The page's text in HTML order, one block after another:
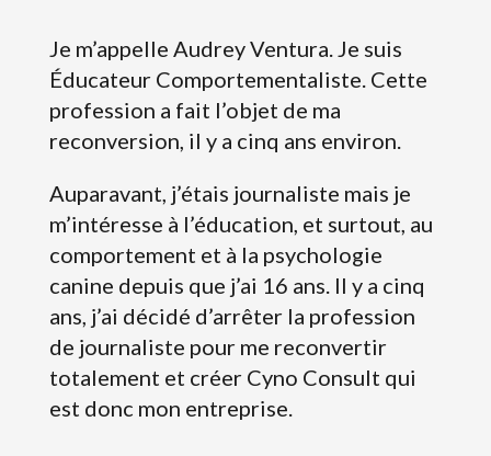
Je m’appelle Audrey Ventura. Je suis
Éducateur Comportementaliste. Cette
profession a fait l’objet de ma
reconversion, il y a cinq ans environ.
Auparavant, j’étais journaliste mais je
m’intéresse à l’éducation, et surtout, au
comportement et à la psychologie
canine depuis que j’ai 16 ans. Il y a cinq
ans, j’ai décidé d’arrêter la profession
de journaliste pour me reconvertir
totalement et créer Cyno Consult qui
est donc mon entreprise.